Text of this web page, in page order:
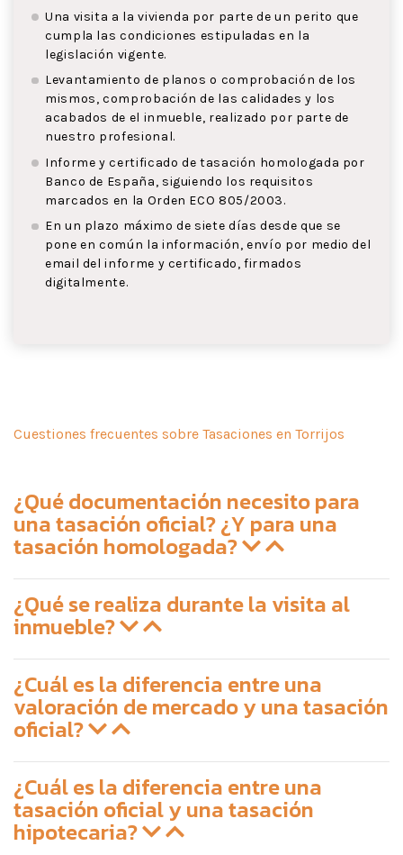
Una visita a la vivienda por parte de un perito que
cumpla las condiciones estipuladas en la
legislación vigente.
Levantamiento de planos o comprobación de los
mismos, comprobación de las calidades y los
acabados de el inmueble, realizado por parte de
nuestro profesional.
Informe y certificado de tasación homologada por
Banco de España, siguiendo los requisitos
marcados en la Orden ECO 805/2003.
En un plazo máximo de siete días desde que se
pone en común la información, envío por medio del
email del informe y certificado, firmados
digitalmente.
Cuestiones frecuentes sobre Tasaciones en Torrijos
¿Qué documentación necesito para
una tasación oficial? ¿Y para una
tasación homologada?
¿Qué se realiza durante la visita al
inmueble?
¿Cuál es la diferencia entre una
valoración de mercado y una tasación
oficial?
¿Cuál es la diferencia entre una
tasación oficial y una tasación
hipotecaria?